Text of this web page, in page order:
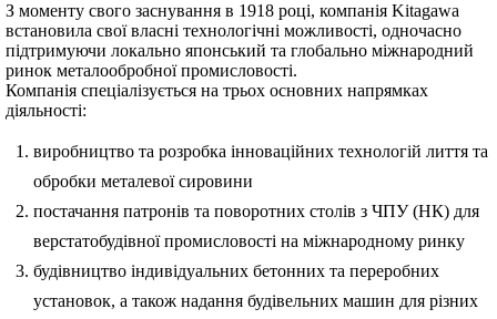
З моменту свого заснування в 1918 році, компанія Kitagawa
встановила свої власні технологічні можливості, одночасно
підтримуючи локально японський та глобально міжнародний
ринок металообробної промисловості.
Компанія спеціалізується на трьох основних напрямках
діяльності:
виробництво та розробка інноваційних технологій лиття та
обробки металевої сировини
постачання патронів та поворотних столів з ЧПУ (НК) для
верстатобудівної промисловості на міжнародному ринку
будівництво індивідуальних бетонних та переробних
установок, а також надання будівельних машин для різних